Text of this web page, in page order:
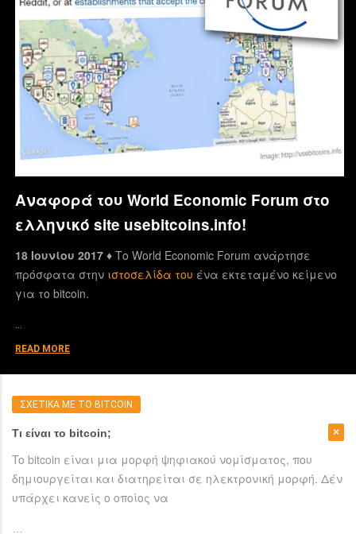
Αναφορά του World Economic Forum στο
ελληνικό site usebitcoins.info!
18 Ιουνίου 2017 ♦Το World Economic Forum ανάρτησε
πρόσφατα στην ιστοσελίδα του ένα εκτεταμένο κείμενο
για το bitcoin.
READ MORE
ΣΧΕΤΙΚΑ ΜΕ ΤΟ BITCOIN
Τι είναι το bitcoin;
To bitcoin είναι μια μορφή ψηφιακού νομίσματος, που
δημιουργείται και διατηρείται σε ηλεκτρονική μορφή. Δέν
υπάρχει κανείς ο οποίος να
…